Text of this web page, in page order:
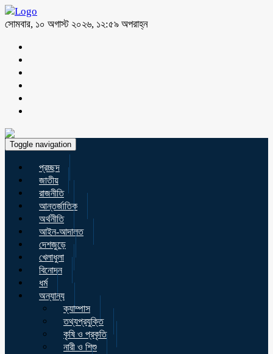
সোমবার, ১০ অগাস্ট ২০২৬, ১২:৫৯ অপরাহ্ন
Toggle navigation
প্রচ্ছদ
জাতীয়
রাজনীতি
আন্তর্জাতিক
অর্থনীতি
আইন-আদালত
দেশজুড়ে
খেলাধুলা
বিনোদন
ধর্ম
অন্যান্য
ক্যাম্পাস
তথ্যপ্রযুক্তি
কৃষি ও প্রকৃতি
নারী ও শিশু